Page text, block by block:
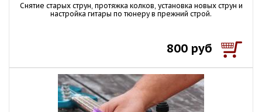
Снятие старых струн, протяжка колков, установка новых струн и
настройка гитары по тюнеру в прежний строй.
800 руб